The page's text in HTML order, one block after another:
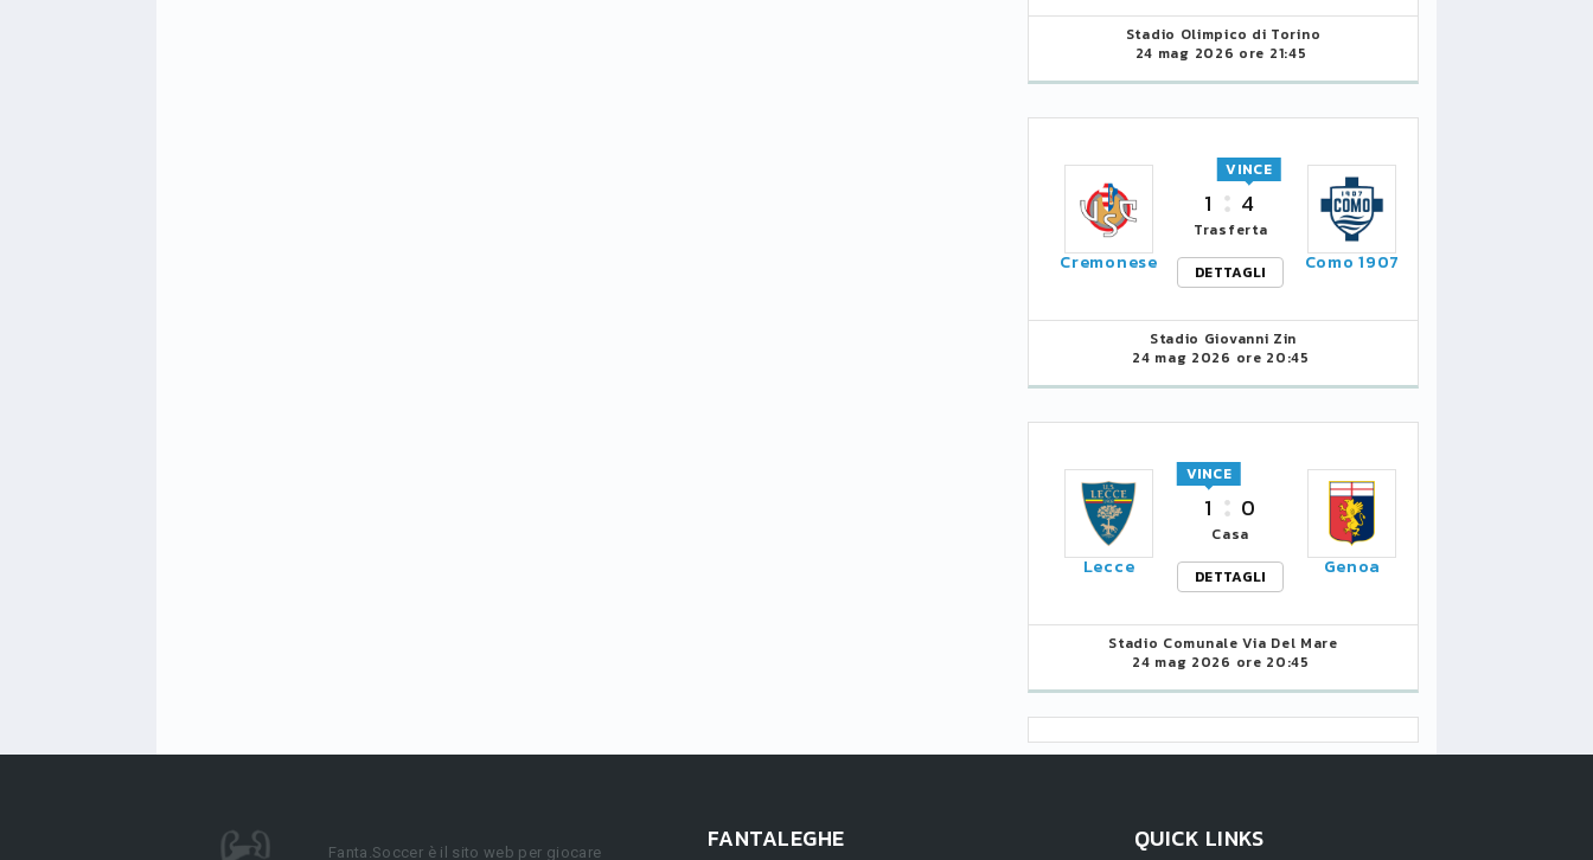
Stadio Olimpico di Torino
24 mag 2026 ore 21:45
Cremonese
1 4
VINCE
Trasferta
DETTAGLI
Como 1907
Stadio Giovanni Zin
24 mag 2026 ore 20:45
Lecce
1
VINCE
0
Casa
DETTAGLI
Genoa
Stadio Comunale Via Del Mare
24 mag 2026 ore 20:45
Fanta.Soccer è il sito web per giocare FANTALEGHE QUICK LINKS